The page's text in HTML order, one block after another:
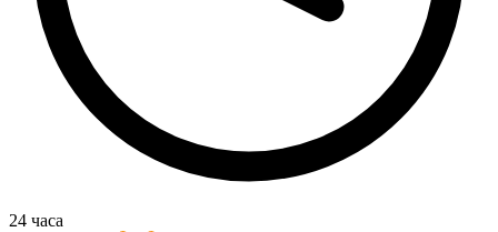
24 часа